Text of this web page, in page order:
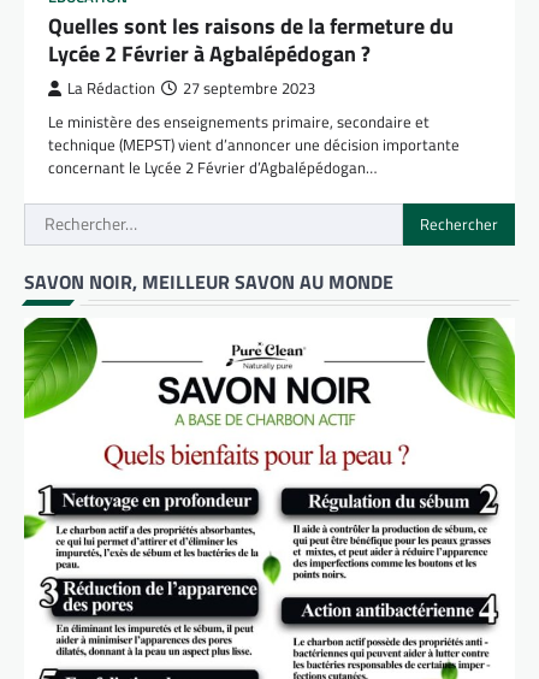
Quelles sont les raisons de la fermeture du
Lycée 2 Février à Agbalépédogan ?
La Rédaction 27 septembre 2023
Le ministère des enseignements primaire, secondaire et
technique (MEPST) vient d’annoncer une décision importante
concernant le Lycée 2 Février d’Agbalépédogan…
Rechercher :
SAVON NOIR, MEILLEUR SAVON AU MONDE